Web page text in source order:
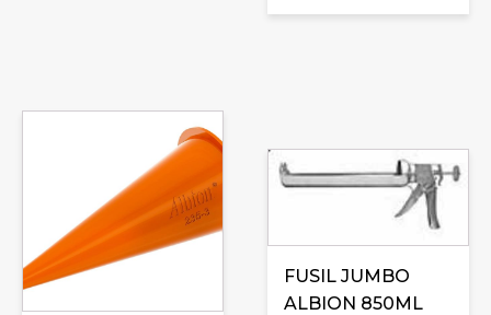
FUSIL JUMBO
ALBION 850ML